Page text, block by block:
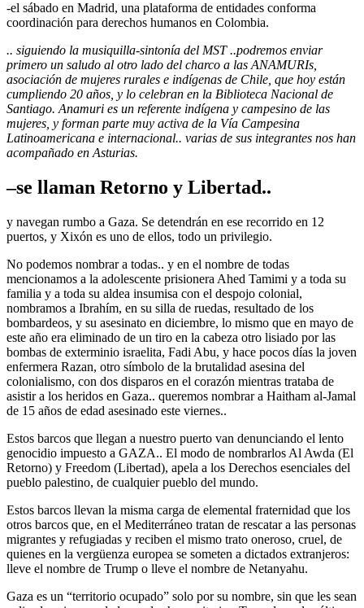
-el sábado en Madrid, una plataforma de entidades conforma
coordinación para derechos humanos en Colombia.
.. siguiendo la musiquilla-sintonía del MST ..podremos enviar
primero un saludo al otro lado del charco a las ANAMURIs,
asociación de mujeres rurales e indígenas de Chile, que hoy están
cumpliendo 20 años, y lo celebran en la Biblioteca Nacional de
Santiago. Anamuri es un referente indígena y campesino de las
mujeres, y forman parte muy activa de la Vía Campesina
Latinoamericana e internacional.. varias de sus integrantes nos han
acompañado en Asturias.
–se llaman Retorno y Libertad..
y navegan rumbo a Gaza. Se detendrán en ese recorrido en 12
puertos, y Xixón es uno de ellos, todo un privilegio.
No podemos nombrar a todas.. y en el nombre de todas
mencionamos a la adolescente prisionera Ahed Tamimi y a toda su
familia y a toda su aldea insumisa con el despojo colonial,
nombramos a Ibrahím, en su silla de ruedas, resultado de los
bombardeos, y su asesinato en diciembre, lo mismo que en mayo de
este año era eliminado de un tiro en la cabeza otro lisiado por las
bombas de exterminio israelita, Fadi Abu, y hace pocos días la joven
enfermera Razan, otro símbolo de la brutalidad asesina del
colonialismo, con dos disparos en el corazón mientras trataba de
asistir a los heridos en Gaza.. queremos nombrar a Haitham al-Jamal
de 15 años de edad asesinado este viernes..
Estos barcos que llegan a nuestro puerto van denunciando el lento
genocidio impuesto a GAZA.. El modo de nombrarlos Al Awda (El
Retorno) y Freedom (Libertad), apela a los Derechos esenciales del
pueblo palestino, de cualquier pueblo del mundo.
Estos barcos llevan la misma carga de elemental fraternidad que los
otros barcos que, en el Mediterráneo tratan de rescatar a las personas
migrantes y refugiadas y reciben el mismo trato oneroso, cruel, de
quienes en la vergüenza europea se someten a dictados extranjeros:
lleve el nombre de Trump o lleve el nombre de Netanyahu.
Gaza es un “territorio ocupado” solo por su nombre, sin que les sean